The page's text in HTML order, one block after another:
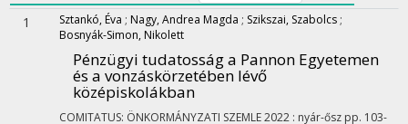
1 Sztankó, Éva ; Nagy, Andrea Magda ; Szikszai, Szabolcs ;
Bosnyák-Simon, Nikolett
Pénzügyi tudatosság a Pannon Egyetemen
és a vonzáskörzetében lévő
középiskolákban
COMITATUS: ÖNKORMÁNYZATI SZEMLE2022 : nyár-ősz pp. 103-